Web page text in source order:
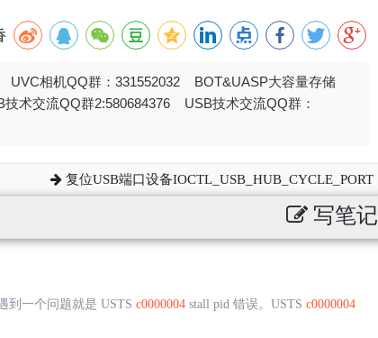
相机QQ群：331552032 BOT&UASP大容量存储
术交流QQ群2:580684376 USB技术交流QQ群：
复位USB端口设备IOCTL_USB_HUB_CYCLE_PORT
写笔记
到一个问题就是 USTS c0000004stall pid 错误。USTS c0000004